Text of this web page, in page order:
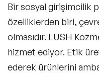
Bir sosyal girişimcilik
özelliklerden biri,
olmasıdır. LUSH
hizmet ediyor. Etik
ederek ürünlerini